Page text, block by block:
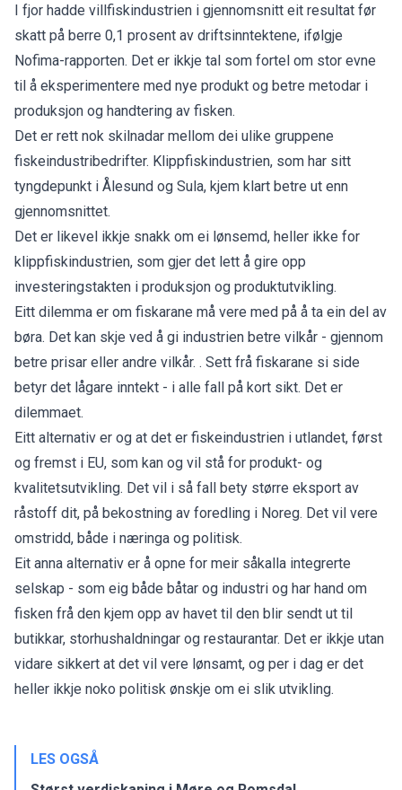
I fjor hadde villfiskindustrien i gjennomsnitt eit resultat før
skatt på berre 0,1 prosent av driftsinntektene, ifølgje
Nofima-rapporten. Det er ikkje tal som fortel om stor evne
til å eksperimentere med nye produkt og betre metodar i
produksjon og handtering av fisken.
Det er rett nok skilnadar mellom dei ulike gruppene
fiskeindustribedrifter. Klippfiskindustrien, som har sitt
tyngdepunkt i Ålesund og Sula, kjem klart betre ut enn
gjennomsnittet.
Det er likevel ikkje snakk om ei lønsemd, heller ikke for
klippfiskindustrien, som gjer det lett å gire opp
investeringstakten i produksjon og produktutvikling.
Eitt dilemma er om fiskarane må vere med på å ta ein del av
børa. Det kan skje ved å gi industrien betre vilkår - gjennom
betre prisar eller andre vilkår. . Sett frå fiskarane si side
betyr det lågare inntekt - i alle fall på kort sikt. Det er
dilemmaet.
Eitt alternativ er og at det er fiskeindustrien i utlandet, først
og fremst i EU, som kan og vil stå for produkt- og
kvalitetsutvikling. Det vil i så fall bety større eksport av
råstoff dit, på bekostning av foredling i Noreg. Det vil vere
omstridd, både i næringa og politisk.
Eit anna alternativ er å opne for meir såkalla integrerte
selskap - som eig både båtar og industri og har hand om
fisken frå den kjem opp av havet til den blir sendt ut til
butikkar, storhushaldningar og restaurantar. Det er ikkje utan
vidare sikkert at det vil vere lønsamt, og per i dag er det
heller ikkje noko politisk ønskje om ei slik utvikling.
LES OGSÅ